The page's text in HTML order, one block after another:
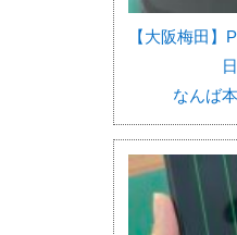
【大阪梅田】
なんば